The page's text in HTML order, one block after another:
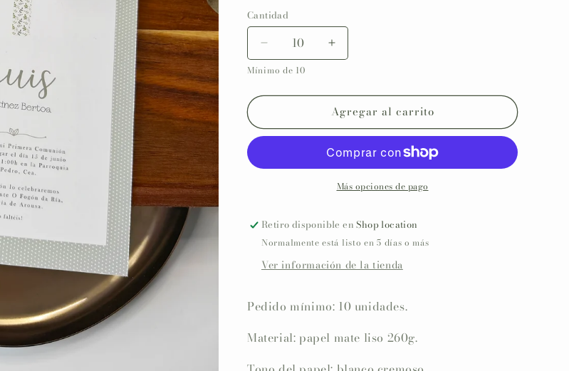
Cantidad
Reducir
cantidad
Invitación
Comunón
COLECCIÓN
IMAGINE
Aumentar
cantidad
Invitación
impresa
Comunón
COLECCIÓN
IMAGINE
CRUZ
Mínimo de 10
Agregar al carrito
Más opciones de pago
Retiro disponible enShop location
Normalmente está listo en 5 días o más
Ver información de la tienda
Pedido mínimo: 10 unidades.
Material: papel mate liso 260g.